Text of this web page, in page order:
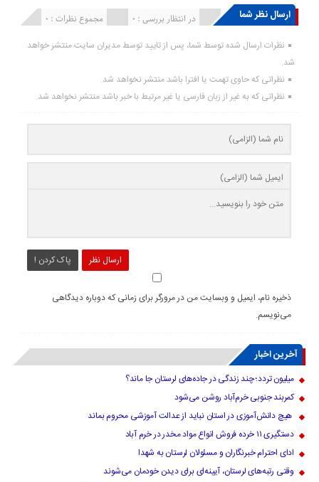
ارسال نظر شما مجموع نظرات : 0 در انتظار بررسی : 0 انتشار یافته : ۰
نظرات ارسال شده توسط شما، پس از تایید توسط مدیران سایت منتشر خواهد
شد.
نظراتی که حاوی تهمت یا افترا باشد منتشر نخواهد شد.
نظراتی که به غیر از زبان فارسی یا غیر مرتبط با خبر باشد منتشر نخواهد شد.
ارسال نظر پاک کردن !
ذخیره نام، ایمیل و وبسایت من در مرورگر برای زمانی که دوباره دیدگاهی
می‌نویسم.
آخرین اخبار
میلیون تردد؛ چند زندگی در جاده‌های لرستان جا ماند؟
کمربند جنوبی خرم‌‌آباد روشن می‌شود
هیچ دانش‌آموزی در استان نباید از عدالت آموزشی محروم بماند
دستگیری ۱۱ خرده فروش انواع مواد مخدر در خرم آباد
ادای احترام خبرنگاران و مسئولان لرستان به شهدا
وقتی رتبه‌های لرستان، آیینه‌ای برای دیدن خودمان می‌شوند